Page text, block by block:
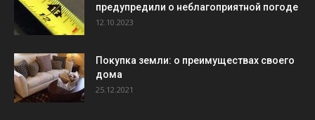
предупредили о неблагоприятной погоде
12.10.2023
Покупка земли: о преимуществах своего
дома
25.12.2021